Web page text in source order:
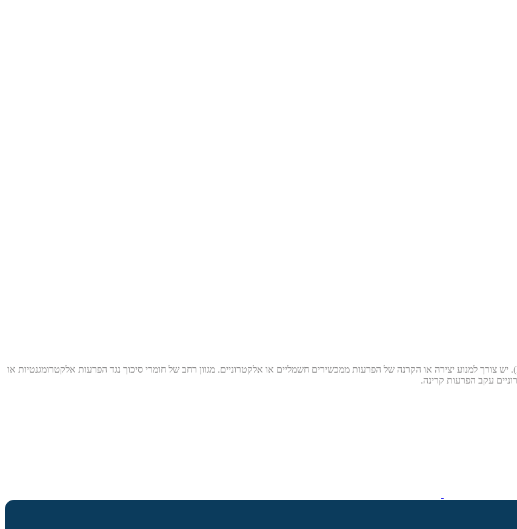
בכל סוגי התעשיות קיים צורך חיוני לבקר או למנוע הפרעות אלקטרומגנטיות (EMI). יש צורך למנוע יצירה או הקרנה של הפרעות ממכשירים חשמליים או אלקטרוניים. מגוון רחב של חומרי סיכוך נגד הפרעות אלקטרומגנטיות או